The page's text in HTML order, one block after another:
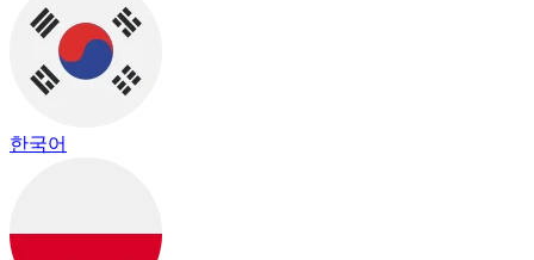
한국어